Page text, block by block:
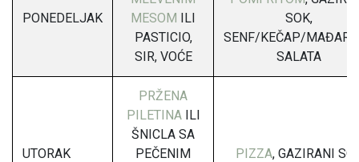
PONEDELJAK
MESOM ILI
PASTICIO,
SIR, VOĆE
SOK,
SENF/KEČAP/
SALATA
UTORAK
PRŽENA
PILETINAILI
ŠNICLA SA
PEČENIM
PIZZA, GAZIRANI